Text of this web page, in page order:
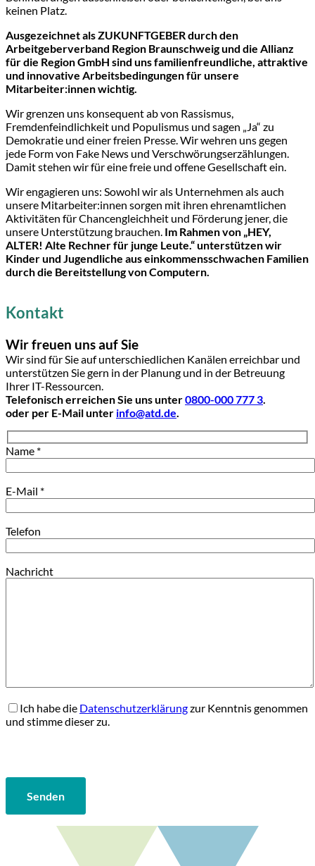
keinen Platz.
Ausgezeichnet als ZUKUNFTGEBER durch den
Arbeitgeberverband Region Braunschweig und die Allianz
für die Region GmbH sind uns familienfreundliche, attraktive
und innovative Arbeitsbedingungen für unsere
Mitarbeiter:innen wichtig.
Wir grenzen uns konsequent ab von Rassismus,
Fremdenfeindlichkeit und Populismus und sagen „Ja“ zu
Demokratie und einer freien Presse. Wir wehren uns gegen
jede Form von Fake News und Verschwörungserzählungen.
Damit stehen wir für eine freie und offene Gesellschaft ein.
Wir engagieren uns: Sowohl wir als Unternehmen als auch
unsere Mitarbeiter:innen sorgen mit ihren ehrenamtlichen
Aktivitäten für Chancengleichheit und Förderung jener, die
unsere Unterstützung brauchen. Im Rahmen von „HEY,
ALTER! Alte Rechner für junge Leute.“ unterstützen wir
Kinder und Jugendliche aus einkommensschwachen Familien
durch die Bereitstellung von Computern.
Kontakt
Wir freuen uns auf Sie
Wir sind für Sie auf unterschiedlichen Kanälen erreichbar und
unterstützen Sie gern in der Planung und in der Betreuung
Ihrer IT-Ressourcen.
Telefonisch erreichen Sie uns unter0800-000 777 3
oder per E-Mail unter info@atd.de
Name *
E-Mail *
Telefon
Nachricht
Ich habe die Datenschutzerklärungzur Kenntnis genommen
und stimme dieser zu.